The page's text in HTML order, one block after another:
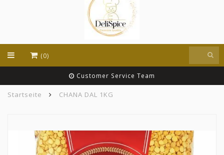
(0)
Customer Service Team
Startseite CHANA DAL 1KG